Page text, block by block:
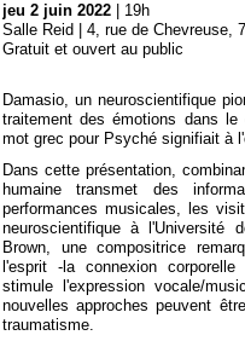
jeu 2 juin 2022 | 19h
Salle Reid | 4, rue de Chevreuse,
Gratuit et ouvert au public
Damasio, un neuroscientifique
traitement des émotions dans
mot grec pour Psyché signifiait à
Dans cette présentation,
humaine transmet des
performances musicales, les
neuroscientifique à l'Université
Brown, une compositrice
l'esprit -la connexion
stimule l'expression vocale/
nouvelles approches peuvent
traumatisme.